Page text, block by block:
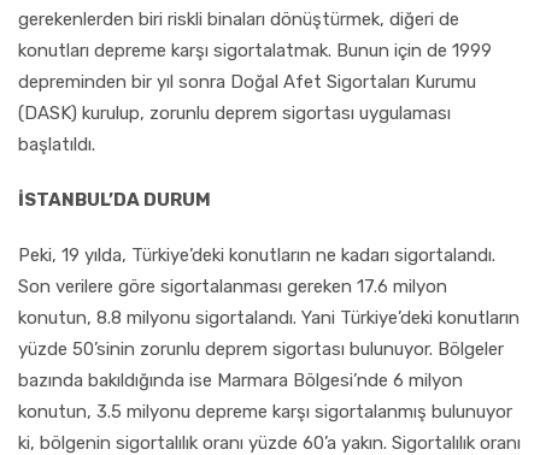
gerekenlerden biri riskli binaları dönüştürmek, diğeri de
konutları depreme karşı sigortalatmak. Bunun için de 1999
depreminden bir yıl sonra Doğal Afet Sigortaları Kurumu
(DASK) kurulup, zorunlu deprem sigortası uygulaması
başlatıldı.
İSTANBUL’DA DURUM
Peki, 19 yılda, Türkiye’deki konutların ne kadarı sigortalandı.
Son verilere göre sigortalanması gereken 17.6 milyon
konutun, 8.8 milyonu sigortalandı. Yani Türkiye’deki konutların
yüzde 50’sinin zorunlu deprem sigortası bulunuyor. Bölgeler
bazında bakıldığında ise Marmara Bölgesi’nde 6 milyon
konutun, 3.5 milyonu depreme karşı sigortalanmış bulunuyor
ki, bölgenin sigortalılık oranı yüzde 60’a yakın. Sigortalılık oranı